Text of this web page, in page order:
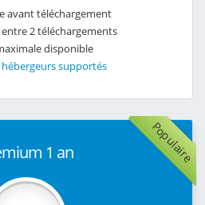
avant téléchargement
2 téléchargements
disponible
hébergeurs supportés
Populaire
1 an